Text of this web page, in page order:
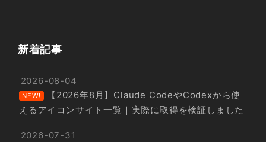
新着記事
2026-08-04
NEW!
【2026年8月】Claude CodeやCodexから使
えるアイコンサイト一覧｜実際に取得を検証しました
2026-07-31